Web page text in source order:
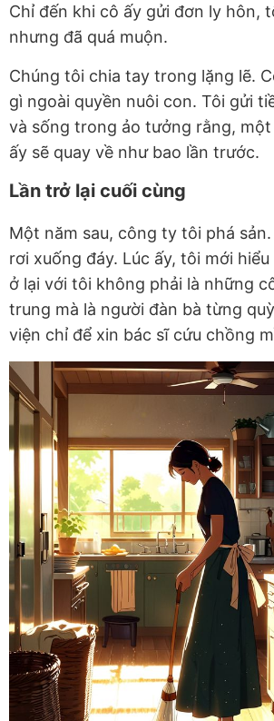
Chỉ đến khi cô ấy gửi đơn ly hôn,
nhưng đã quá muộn.
Chúng tôi chia tay trong lặng lẽ.
gì ngoài quyền nuôi con. Tôi gửi
và sống trong ảo tưởng rằng,
ấy sẽ quay về như bao lần trước.
Lần trở lại cuối cùng
Một năm sau, công ty tôi phá
rơi xuống đáy. Lúc ấy, tôi mới
ở lại với tôi không phải là những
trung mà là người đàn bà từng
viện chỉ để xin bác sĩ cứu chồng